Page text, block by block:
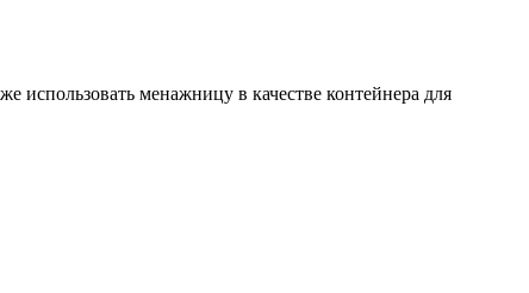
использовать менажницу в качестве контейнера для